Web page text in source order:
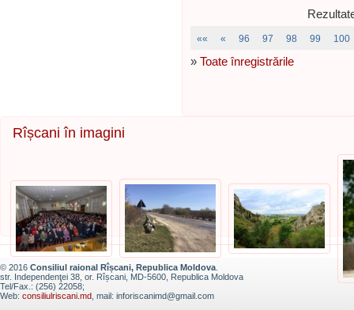
«« « 96 97 98 99 100
» Toate înregistrările
Rîșcani în imagini
© 2016 Consiliul raional Rîșcani, Republica Moldova
str. Independenţei 38, or. Rîșcani, MD-5600, Republica Moldova
Tel/Fax.: (256) 22058;
Web: consiliulriscani.md , mail: inforiscanimd@gmail.com